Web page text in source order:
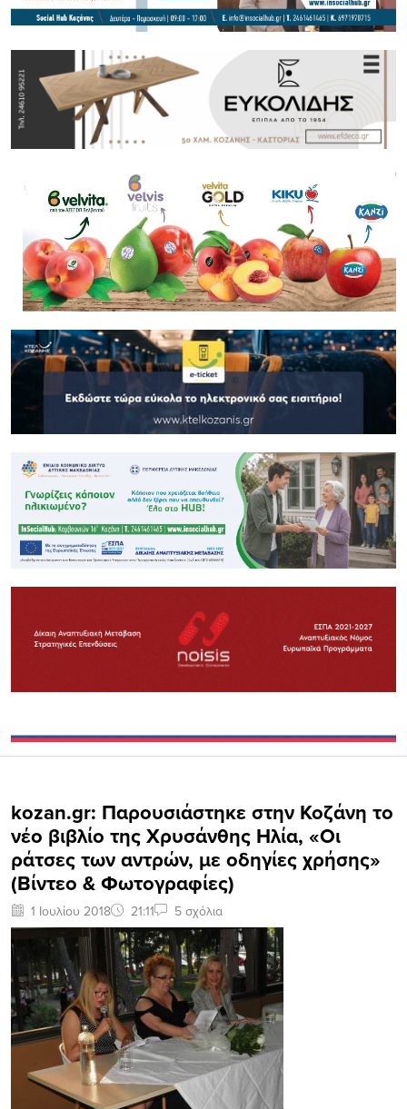
kozan.gr: Παρουσιάστηκε στην Κοζάνη το
νέο βιβλίο της Χρυσάνθης Ηλία, «Οι
ράτσες των αντρών, με οδηγίες χρήσης»
(Βίντεο & Φωτογραφίες)
1 Ιουλίου 2018 21:11 5 σχόλια